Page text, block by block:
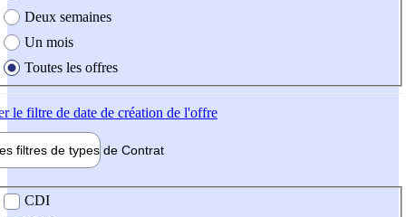
Deux semaines
Un mois
Toutes les offres
le filtre de date de création de l'offre
filtres de types de Contrat
contrat
CDI